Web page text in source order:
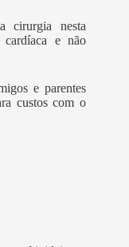
cirurgia nesta
cardíaca e não
e parentes
custos com o